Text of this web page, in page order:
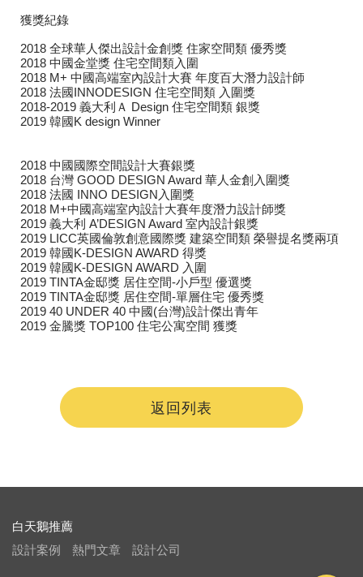
獲獎紀錄
2018 全球華人傑出設計金創獎 住家空間類 優秀獎
2018 中國金堂獎 住宅空間類入圍
2018 M+ 中國高端室內設計大賽 年度百大潛力設計師
2018 法國INNODESIGN 住宅空間類 入圍獎
2018-2019 義大利Ａ Design 住宅空間類 銀獎
2019 韓國K design Winner
2018 中國國際空間設計大賽銀獎
2018 台灣 GOOD DESIGN Award 華人金創入圍獎
2018 法國 INNO DESIGN入圍獎
2018 M+中國高端室內設計大賽年度潛力設計師獎
2019 義大利 A’DESIGN Award 室內設計銀獎
2019 LICC英國倫敦創意國際獎 建築空間類 榮譽提名獎兩項
2019 韓國K-DESIGN AWARD 得獎
2019 韓國K-DESIGN AWARD 入圍
2019 TINTA金邸獎 居住空間-小戶型 優選獎
2019 TINTA金邸獎 居住空間-單層住宅 優秀獎
2019 40 UNDER 40 中國(台灣)設計傑出青年
2019 金騰獎 TOP100 住宅公寓空間 獲獎
返回列表
白天鵝推薦
設計案例
熱門文章 設計公司